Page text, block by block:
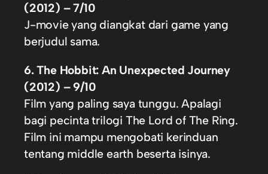
(2012) – 7/10
J-movie yang diangkat dari game yang
berjudul sama.
6. The Hobbit: An Unexpected Journey
(2012) – 9/10
Film yang paling saya tunggu. Apalagi
bagi pecinta trilogi The Lord of The Ring.
Film ini mampu mengobati kerinduan
tentang middle earth beserta isinya.